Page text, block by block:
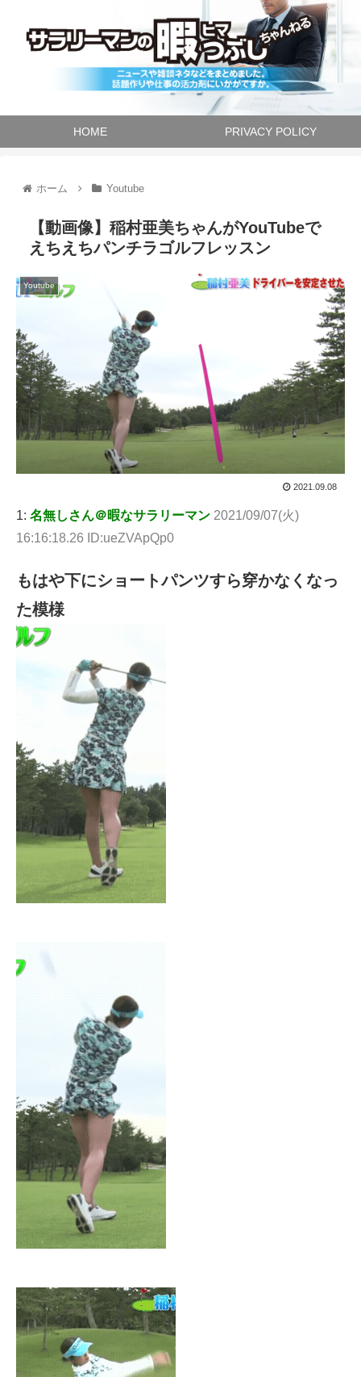
HOME PRIVACY POLICY
ホーム Youtube
【動画像】稲村亜美ちゃんがYouTubeで
えちえちパンチラゴルフレッスン
Youtube
2021.09.08
1: 名無しさん＠暇なサラリーマン 2021/09/07(火)
16:16:18.26 ID:ueZVApQp0
もはや下にショートパンツすら穿かなくなっ
た模様